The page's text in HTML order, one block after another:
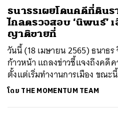
ธนาธรเผยโดนคดีที่ดินร
ไกลตรวจสอบ ‘นิพนธ์’
ญาติขายที่
วันนี้ (18 เมษายน 2565) ธนาธ
ก้าวหน้า แถลงข่าวชี้แจงถึงคดี
ตั้งแต่เริ่มทำงานการเมือง ขณ
โดย THE MOMENTUM TEAM
ค้นหา